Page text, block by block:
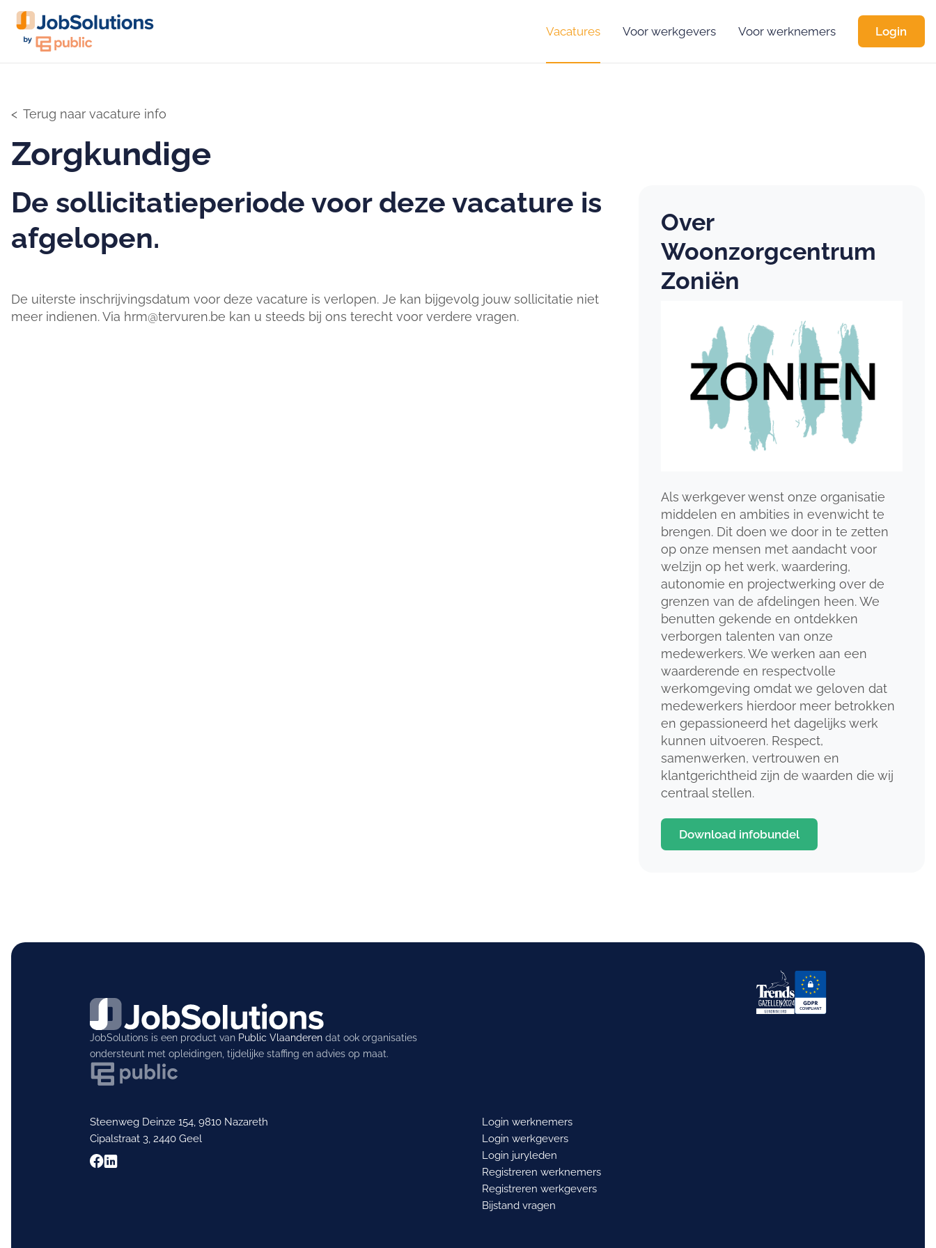
Vacatures Voor werkgevers Voor werknemers Login
Terug naar vacature info
Zorgkundige
De sollicitatieperiode voor deze vacature is
afgelopen.
De uiterste inschrijvingsdatum voor deze vacature is verlopen. Je kan bijgevolg jouw sollicitatie niet
meer indienen. Via hrm@tervuren.be kan u steeds bij ons terecht voor verdere vragen.
Over
Woonzorgcentrum
Zoniën
Als werkgever wenst onze organisatie
middelen en ambities in evenwicht te
brengen. Dit doen we door in te zetten
op onze mensen met aandacht voor
welzijn op het werk, waardering,
autonomie en projectwerking over de
grenzen van de afdelingen heen. We
benutten gekende en ontdekken
verborgen talenten van onze
medewerkers. We werken aan een
waarderende en respectvolle
werkomgeving omdat we geloven dat
medewerkers hierdoor meer betrokken
en gepassioneerd het dagelijks werk
kunnen uitvoeren. Respect,
samenwerken, vertrouwen en
klantgerichtheid zijn de waarden die wij
centraal stellen.
Download infobundel
JobSolutions is een product van Public Vlaanderendat ook organisaties
ondersteunt met opleidingen, tijdelijke staffing en advies op maat.
Steenweg Deinze 154, 9810 Nazareth
Cipalstraat 3, 2440 Geel
Login werknemers
Login werkgevers
Login juryleden
Registreren werknemers
Registreren werkgevers
Bijstand vragen